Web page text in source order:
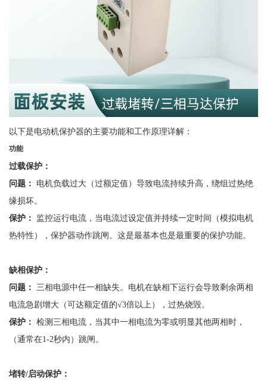
以下是电动机保护器的主要功能和工作原理详解：
功能
过载保护：
问题：
电机负载过大（过额定值）导致电流持续升高，绕组过热绝
缘损坏。
保护：
监控运行电流，当电流过设定值并持续一定时间（模拟电机
热特性），保护器动作跳闸。这是最基本也是最重要的保护功能。
缺相保护：
问题：
三相电源中任一相缺失。电机在缺相下运行会导致剩余两相
电流急剧增大（可达额定值的√3倍以上），过热烧毁。
保护： 检测三相电流，当其中一相电流为零或明显其他两相时，
（通常在1-2秒内）跳闸。
堵转/启动保护：